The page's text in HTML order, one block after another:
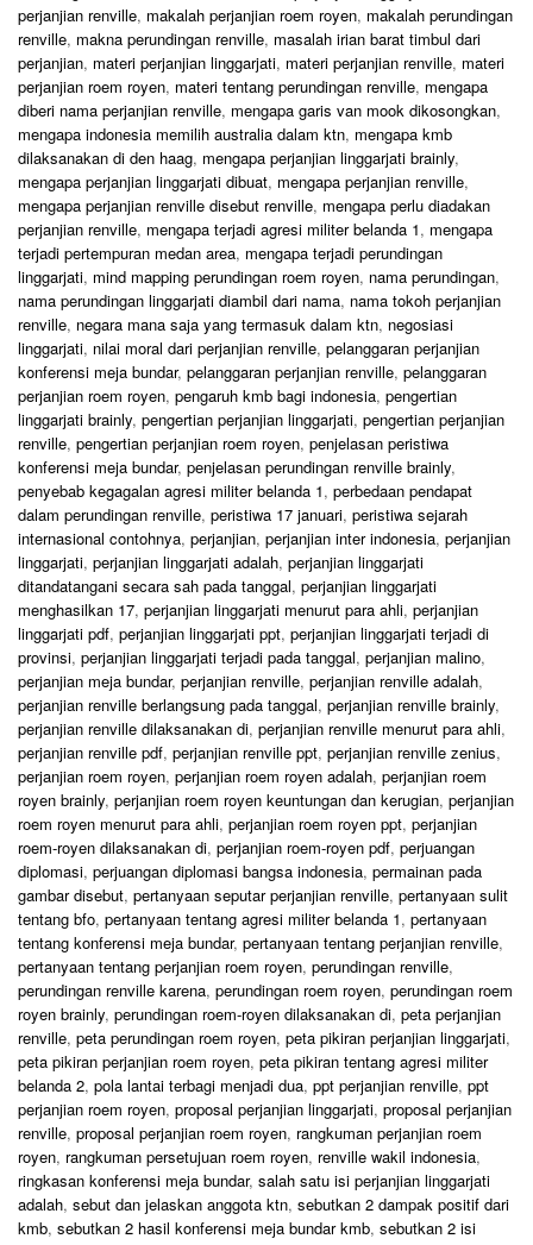
perjanjian renville, makalah perjanjian roem royen, makalah perundingan
renville, makna perundingan renville, masalah irian barat timbul dari
perjanjian, materi perjanjian linggarjati, materi perjanjian renville, materi
perjanjian roem royen, materi tentang perundingan renville, mengapa
diberi nama perjanjian renville, mengapa garis van mook dikosongkan,
mengapa indonesia memilih australia dalam ktn, mengapa kmb
dilaksanakan di den haag, mengapa perjanjian linggarjati brainly,
mengapa perjanjian linggarjati dibuat, mengapa perjanjian renville,
mengapa perjanjian renville disebut renville, mengapa perlu diadakan
perjanjian renville, mengapa terjadi agresi militer belanda 1, mengapa
terjadi pertempuran medan area, mengapa terjadi perundingan
linggarjati, mind mapping perundingan roem royen, nama perundingan,
nama perundingan linggarjati diambil dari nama, nama tokoh perjanjian
renville, negara mana saja yang termasuk dalam ktn, negosiasi
linggarjati, nilai moral dari perjanjian renville, pelanggaran perjanjian
konferensi meja bundar, pelanggaran perjanjian renville, pelanggaran
perjanjian roem royen, pengaruh kmb bagi indonesia, pengertian
linggarjati brainly, pengertian perjanjian linggarjati, pengertian perjanjian
renville, pengertian perjanjian roem royen, penjelasan peristiwa
konferensi meja bundar, penjelasan perundingan renville brainly,
penyebab kegagalan agresi militer belanda 1, perbedaan pendapat
dalam perundingan renville, peristiwa 17 januari, peristiwa sejarah
internasional contohnya, perjanjian, perjanjian inter indonesia, perjanjian
linggarjati, perjanjian linggarjati adalah, perjanjian linggarjati
ditandatangani secara sah pada tanggal, perjanjian linggarjati
menghasilkan 17, perjanjian linggarjati menurut para ahli, perjanjian
linggarjati pdf, perjanjian linggarjati ppt, perjanjian linggarjati terjadi di
provinsi, perjanjian linggarjati terjadi pada tanggal, perjanjian malino,
perjanjian meja bundar, perjanjian renville, perjanjian renville adalah,
perjanjian renville berlangsung pada tanggal, perjanjian renville brainly,
perjanjian renville dilaksanakan di, perjanjian renville menurut para ahli,
perjanjian renville pdf, perjanjian renville ppt, perjanjian renville zenius,
perjanjian roem royen, perjanjian roem royen adalah, perjanjian roem
royen brainly, perjanjian roem royen keuntungan dan kerugian, perjanjian
roem royen menurut para ahli, perjanjian roem royen ppt, perjanjian
roem-royen dilaksanakan di, perjanjian roem-royen pdf, perjuangan
diplomasi, perjuangan diplomasi bangsa indonesia, permainan pada
gambar disebut, pertanyaan seputar perjanjian renville, pertanyaan sulit
tentang bfo, pertanyaan tentang agresi militer belanda 1, pertanyaan
tentang konferensi meja bundar, pertanyaan tentang perjanjian renville,
pertanyaan tentang perjanjian roem royen, perundingan renville,
perundingan renville karena, perundingan roem royen, perundingan roem
royen brainly, perundingan roem-royen dilaksanakan di, peta perjanjian
renville, peta perundingan roem royen, peta pikiran perjanjian linggarjati,
peta pikiran perjanjian roem royen, peta pikiran tentang agresi militer
belanda 2, pola lantai terbagi menjadi dua, ppt perjanjian renville, ppt
perjanjian roem royen, proposal perjanjian linggarjati, proposal perjanjian
renville, proposal perjanjian roem royen, rangkuman perjanjian roem
royen, rangkuman persetujuan roem royen, renville wakil indonesia,
ringkasan konferensi meja bundar, salah satu isi perjanjian linggarjati
adalah, sebut dan jelaskan anggota ktn, sebutkan 2 dampak positif dari
kmb, sebutkan 2 hasil konferensi meja bundar kmb, sebutkan 2 isi